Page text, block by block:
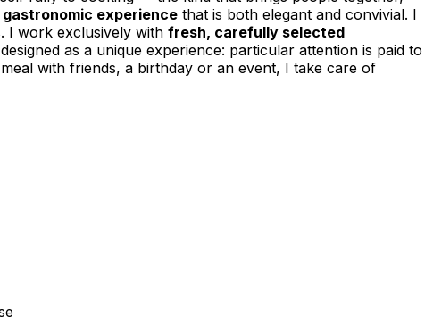
gastronomic experience that is both elegant and convivial. I
I work exclusively with fresh, carefully selected
as a unique experience: particular attention is paid to
with friends, a birthday or an event, I take care of